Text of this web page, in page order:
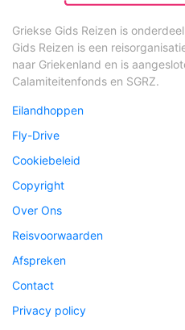
Griekse Gids Reizen is
Gids Reizen is een
naar Griekenland en is
Calamiteitenfonds en SGRZ.
Eilandhoppen
Fly-Drive
Cookiebeleid
Copyright
Over Ons
Reisvoorwaarden
Afspreken
Contact
Privacy policy